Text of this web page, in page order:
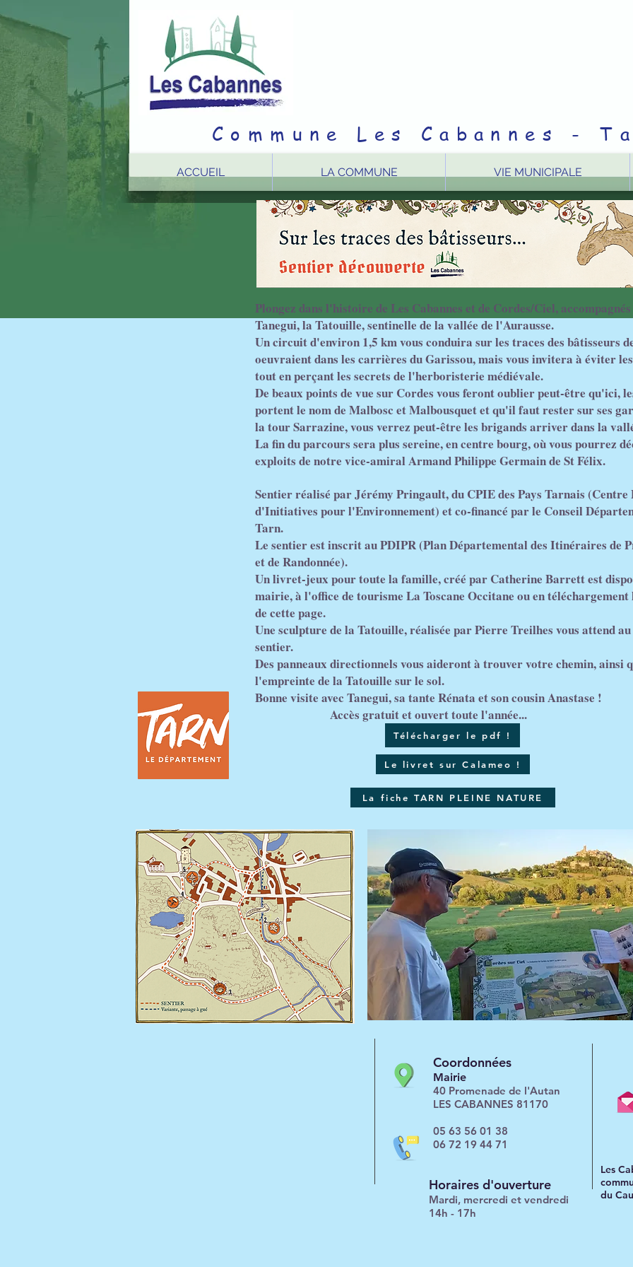
Commune Les Cabannes -
ACCUEIL LA COMMUNE VIE MUNICIPALE
Plongez dans l'histoire de Les Cabannes et de Cordes/Ciel,
Tanegui, la Tatouille, sentinelle de la vallée de l'Aurausse.
Un circuit d'environ 1,5 km vous conduira sur les traces des bâtisseurs
oeuvraient dans les carrières du Garissou, mais vous invitera à éviter
tout en perçant les secrets de l'herboristerie médiévale.
De beaux points de vue sur Cordes vous feront oublier peut-être qu'ici,
portent le nom de Malbosc et Malbousquet et qu'il faut rester sur ses
la tour Sarrazine, vous verrez peut-être les brigands arriver dans la
La fin du parcours sera plus sereine, en centre bourg, où vous pourrez
exploits de notre vice-amiral Armand Philippe Germain de St Félix.
Sentier réalisé par Jérémy Pringault, du CPIE des Pays Tarnais (Centre
d'Initiatives pour l'Environnement) et co-financé par le Conseil
Tarn.
Le sentier est inscrit au PDIPR (Plan Départemental des Itinéraires de
et de Randonnée).
Un livret-jeux pour toute la famille, créé par Catherine Barrett est
mairie, à l'office de tourisme La Toscane Occitane ou en
de cette page.
Une sculpture de la Tatouille, réalisée par Pierre Treilhes vous attend
sentier.
Des panneaux directionnels vous aideront à trouver votre chemin, ainsi
l'empreinte de la Tatouille sur le sol.
Bonne visite avec Tanegui, sa tante Rénata et son cousin Anastase !
Accès gratuit et ouvert toute l'année...
Télécharger le pdf !
Le livret sur Calameo !
La fiche TARN PLEINE NATURE
Coordonnées
Mairie
40 Promenade de l'Autan
LES CABANNES 81170
05 63 56 01 38
06 72 19 44 71
Horaires d'ouverture
Mardi, mercredi et vendredi
14h - 17h
Les
du